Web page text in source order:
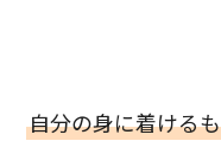
自分の身に着ける